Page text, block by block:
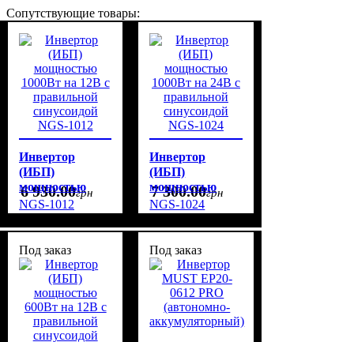
Сопутствующие товары:
Инвертор
(ИБП)
мощностью
1000Вт на 12В с
правильной
синусоидой
NGS-1012
NGS-1012
6 930.00грн
Инвертор
(ИБП)
мощностью
1000Вт на 24В с
правильной
синусоидой
NGS-1024
NGS-1024
7 300.00грн
Под заказ Под заказ